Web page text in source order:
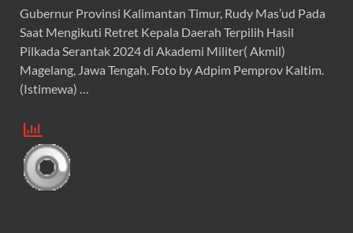
Gubernur Provinsi Kalimantan Timur, Rudy Mas’ud Pada
Saat Mengikuti Retret Kepala Daerah Terpilih Hasil
Pilkada Serantak 2024 di Akademi Militer( Akmil)
Magelang, Jawa Tengah. Foto by Adpim Pemprov Kaltim.
(Istimewa) …